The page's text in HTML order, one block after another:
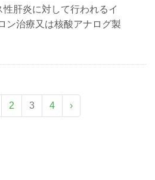
性肝炎に対して行われるイ
ン治療又は核酸アナログ製
2 3 4 ›